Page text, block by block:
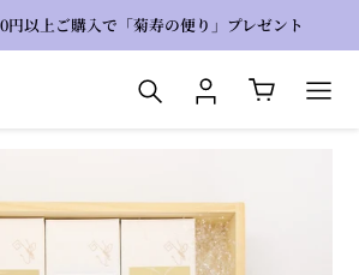
円以上ご購入で「菊寿の便り」プレゼント
検索 ログイン カート